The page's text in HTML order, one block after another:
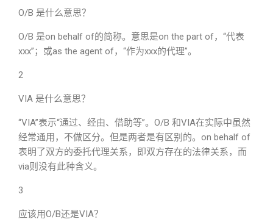
O/B 是什么意思？
O/B 是on behalf of的简称。意思是on the part of，“代表
xxx”；或as the agent of，“作为xxx的代理”。
2
VIA 是什么意思？
“VIA”表示“通过、经由、借助等”。O/B 和VIA在实际中虽然
经常通用，不做区分。但是两者是有区别的。on behalf of
表明了双方的委托代理关系，即双方存在的法律关系，而
via则没有此种含义。
3
应该用O/B还是VIA？